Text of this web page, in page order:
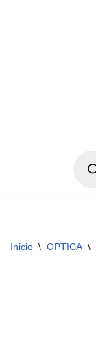
Inicio \ OPTICA \